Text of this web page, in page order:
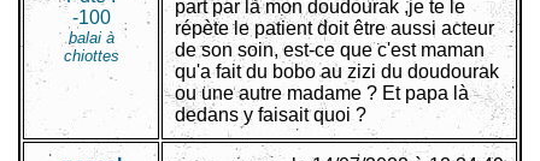
-100
balai à
chiottes
part par là mon doudourak ,je te le
répète le patient doit être aussi acteur
de son soin, est-ce que c'est maman
qu'a fait du bobo au zizi du doudourak
ou une autre madame ? Et papa là
dedans y faisait quoi ?